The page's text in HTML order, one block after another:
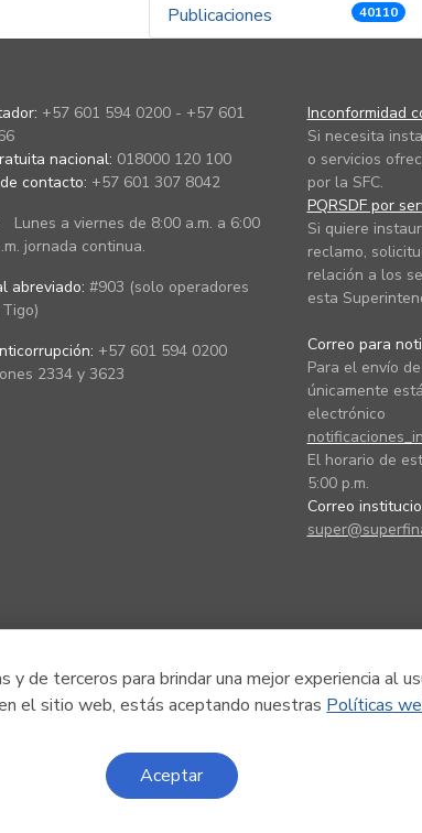
y de terceros para brindar una mejor experiencia al
el sitio web, estás aceptando nuestras Políticas
Aceptar
Publicaciones 40110
+57 601 594 0200 - +57 601
nacional: 018000 120 100
contacto: +57 601 307 8042
Lunes a viernes de 8:00 a.m. a 6:00
jornada continua.
abreviado: #903 (solo operadores
+57 601 594 0200
2334 y 3623
Inconformidad
Si necesita
o servicios
por la SFC.
PQRSDF por
Si quiere
reclamo,
relación a los
esta
Correo para
Para el envío
únicamente
electrónico
El horario de
5:00 p.m.
Correo